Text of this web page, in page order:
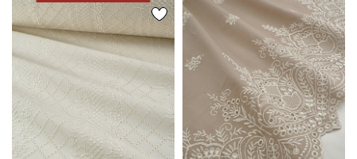
Даю
Согласие на получение рекламных и
информационных рассылок